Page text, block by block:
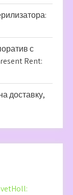
с
Rent:
доставку,